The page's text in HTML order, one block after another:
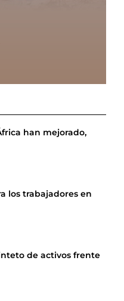
han mejorado,
los trabajadores en
de activos frente